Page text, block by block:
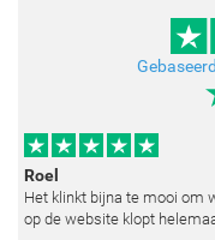
Roel
Het klinkt bijna te mooi om
op de website klopt